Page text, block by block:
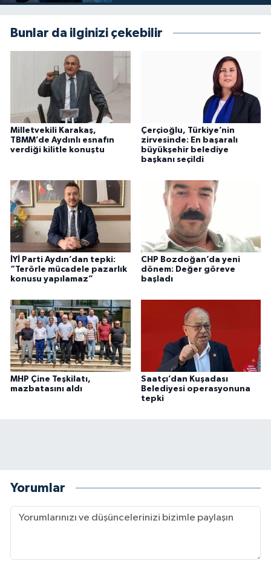
Bunlar da ilginizi çekebilir
Milletvekili Karakaş,
TBMM’de Aydınlı esnafın
verdiği kilitle konuştu
Çerçioğlu, Türkiye’nin
zirvesinde: En başaralı
büyükşehir belediye
başkanı seçildi
İYİ Parti Aydın’dan tepki:
“Terörle mücadele pazarlık
konusu yapılamaz”
CHP Bozdoğan’da yeni
dönem: Değer göreve
başladı
MHP Çine Teşkilatı,
mazbatasını aldı
Saatçı’dan Kuşadası
Belediyesi operasyonuna
tepki
Yorumlar